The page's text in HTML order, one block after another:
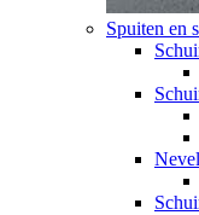
Spuiten en